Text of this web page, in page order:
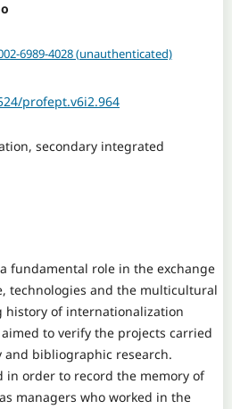
6989-4028 (unauthenticated)
profept.v6i2.964
secondary integrated
fundamental role in the exchange
technologies and the multicultural
history of internationalization
to verify the projects carried
bibliographic research.
in order to record the memory of
managers who worked in the